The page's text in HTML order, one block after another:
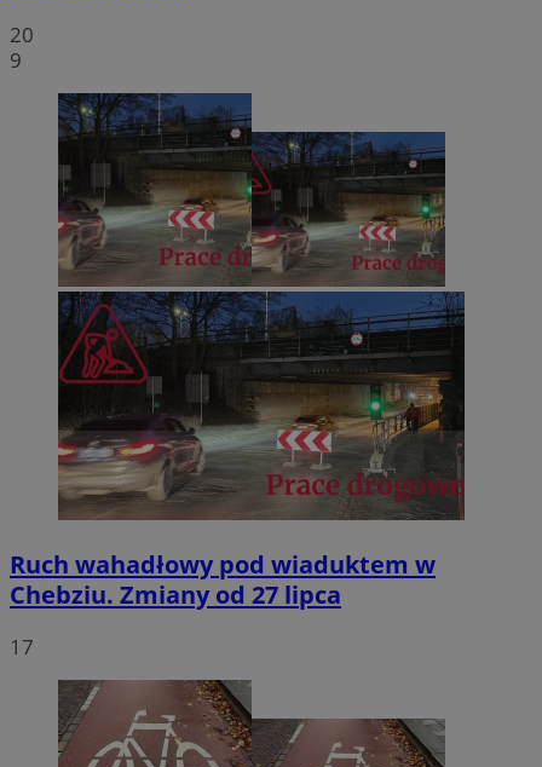
20
9
Ruch wahadłowy pod wiaduktem w
Chebziu. Zmiany od 27 lipca
17